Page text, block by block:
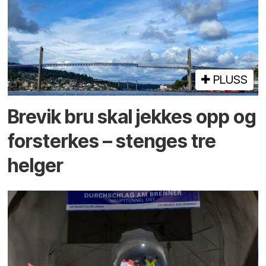
PLUSS
Brevik bru skal jekkes opp og
forsterkes – stenges tre
helger